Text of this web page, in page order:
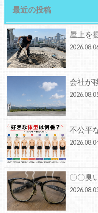
最近の投稿
屋上を
会社が
不公平
〇〇臭